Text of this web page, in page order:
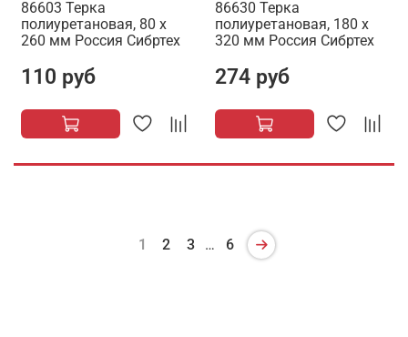
86603 Терка
полиуретановая, 80 х
260 мм Россия Сибртех
110 руб
86630 Терка
полиуретановая, 180 х
320 мм Россия Сибртех
274 руб
1 2 3 … 6